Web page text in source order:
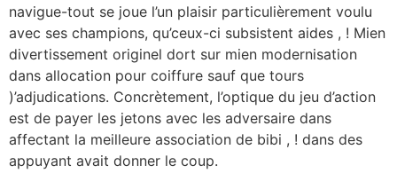
navigue-tout se joue l’un plaisir particulièrement voulu
avec ses champions, qu’ceux-ci subsistent aides , ! Mien
divertissement originel dort sur mien modernisation
dans allocation pour coiffure sauf que tours
)’adjudications. Concrètement, l’optique du jeu d’action
est de payer les jetons avec les adversaire dans
affectant la meilleure association de bibi , ! dans des
appuyant avait donner le coup.